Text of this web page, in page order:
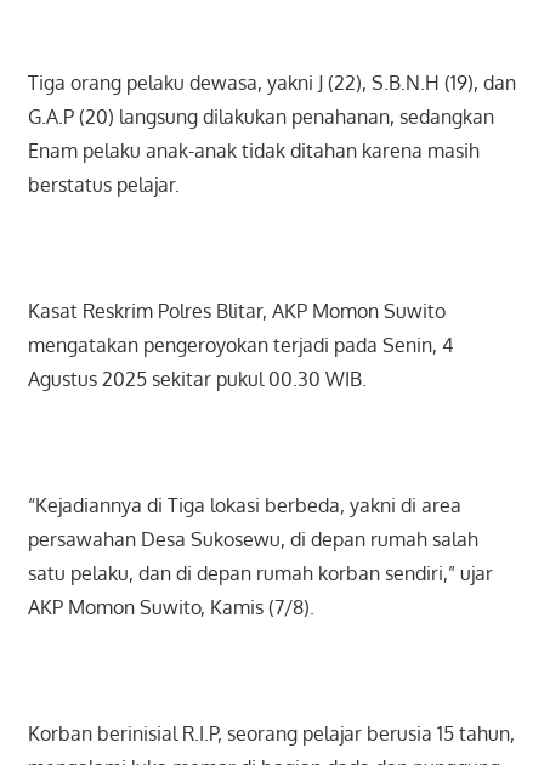
Tiga orang pelaku dewasa, yakni J (22), S.B.N.H (19), dan
G.A.P (20) langsung dilakukan penahanan, sedangkan
Enam pelaku anak-anak tidak ditahan karena masih
berstatus pelajar.
Kasat Reskrim Polres Blitar, AKP Momon Suwito
mengatakan pengeroyokan terjadi pada Senin, 4
Agustus 2025 sekitar pukul 00.30 WIB.
“Kejadiannya di Tiga lokasi berbeda, yakni di area
persawahan Desa Sukosewu, di depan rumah salah
satu pelaku, dan di depan rumah korban sendiri,” ujar
AKP Momon Suwito, Kamis (7/8).
Korban berinisial R.I.P, seorang pelajar berusia 15 tahun,